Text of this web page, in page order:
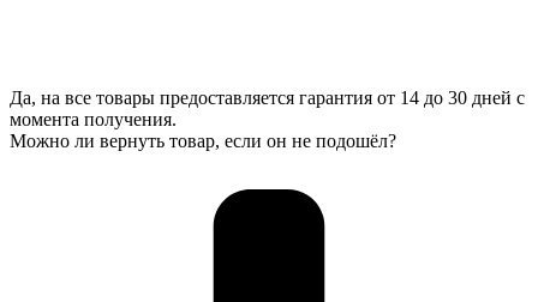
Да, на все товары предоставляется гарантия от 14 до 30 дней с
момента получения.
Можно ли вернуть товар, если он не подошёл?